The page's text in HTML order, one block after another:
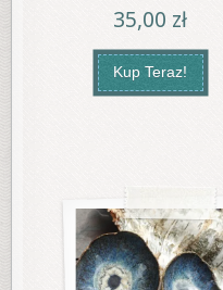
35,00 zł
Kup Teraz!